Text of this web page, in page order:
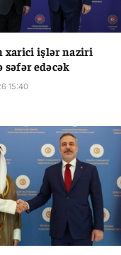
xarici işlər naziri
səfər edəcək
15:40